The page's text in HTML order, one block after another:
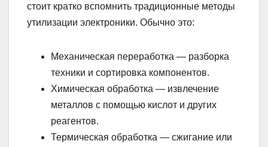
стоит кратко вспомнить традиционные методы
утилизации электроники. Обычно это:
Механическая переработка — разборка
техники и сортировка компонентов.
Химическая обработка — извлечение
металлов с помощью кислот и других
реагентов.
Термическая обработка — сжигание или